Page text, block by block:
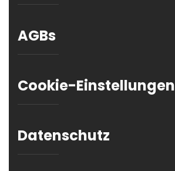
AGBs
Cookie-Einstellungen
Datenschutz